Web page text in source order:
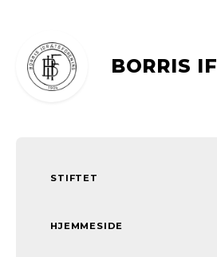
BORRIS IF
STIFTET
HJEMMESIDE